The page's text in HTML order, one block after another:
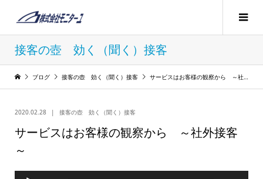
接客の壺 効く（聞く）接客
ブログ 接客の壺 効く（聞く）接客 サービスはお客様の観察から ～社外接客～
2020.02.28 接客の壺 効く（聞く）接客
サービスはお客様の観察から ～社外接客
～